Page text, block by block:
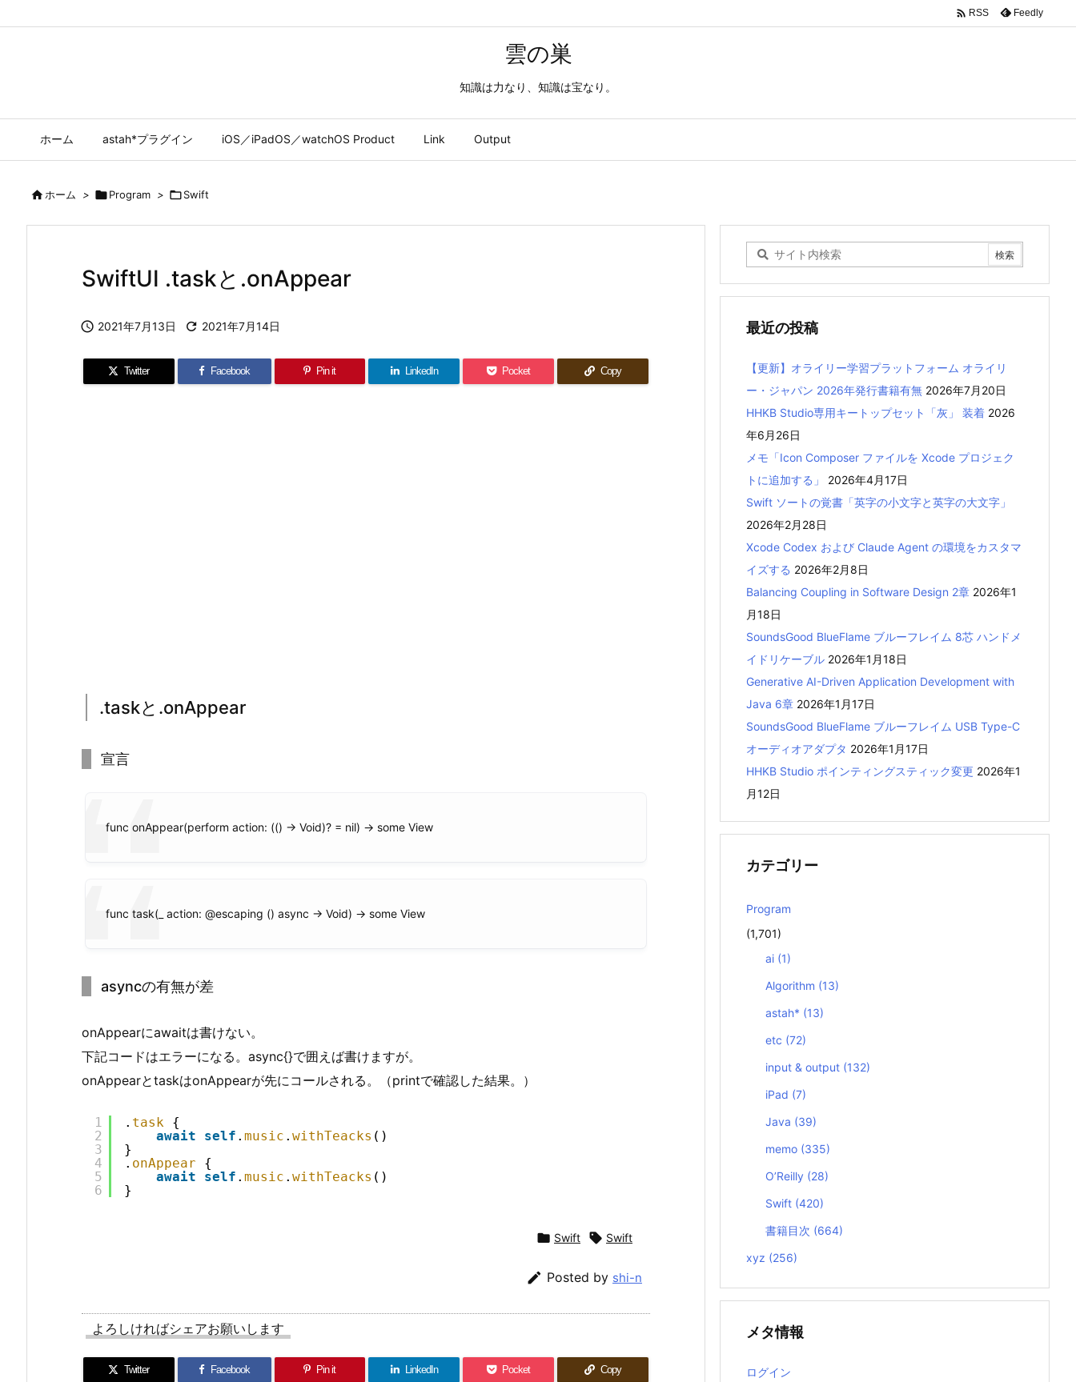
雲の巣
知識は力なり、知識は宝なり。
ホーム astah*プラグイン iOS／iPadOS／watchOS Product Link Output
 RSS Feedly
ホーム > Program > Swift
SwiftUI .taskと.onAppear
 2021年7月13日  2021年7月14日
Twitter Facebook Pin it LinkedIn Pocket Copy
.taskと.onAppear
宣言
func onAppear(perform action: (() -> Void)? = nil) -> some View
func task(_ action: @escaping () async -> Void) -> some View
asyncの有無が差
onAppearにawaitは書けない。
下記コードはエラーになる。async{}で囲えば書けますが。
onAppearとtaskはonAppearが先にコールされる。（printで確認した結果。）
1
2
3
4
5
6
. task {
await
self . music . withTeacks ()
}
. onAppear
{
await
self . music . withTeacks ()
}
 Swift  Swift
 Posted by shi-n
よろしければシェアお願いします
Twitter Facebook Pin it LinkedIn Pocket Copy
最近の投稿
【更新】オライリー学習プラットフォーム オライリ
ー・ジャパン 2026年発行書籍有無 2026年7月20日
HHKB Studio専用キートップセット「灰」 装着 2026
年6月26日
メモ「Icon Composer ファイルを Xcode プロジェク
トに追加する」
2026年4月17日
Swift ソートの覚書「英字の小文字と英字の大文字」
2026年2月28日
Xcode Codex および Claude Agent の環境をカスタマ
イズする 2026年2月8日
Balancing Coupling in Software Design 2章 2026年1
月18日
SoundsGood BlueFlame ブルーフレイム 8芯 ハンドメ
イドリケーブル 2026年1月18日
Generative AI-Driven Application Development with
Java 6章 2026年1月17日
SoundsGood BlueFlame ブルーフレイム USB Type-C
オーディオアダプタ 2026年1月17日
HHKB Studio ポインティングスティック変更 2026年1
月12日
カテゴリー
Program
(1,701)
ai (1)
Algorithm (13)
astah* (13)
etc (72)
input & output (132)
iPad (7)
Java (39)
memo (335)
O’Reilly (28)
Swift (420)
書籍目次 (664)
xyz (256)
メタ情報
ログイン